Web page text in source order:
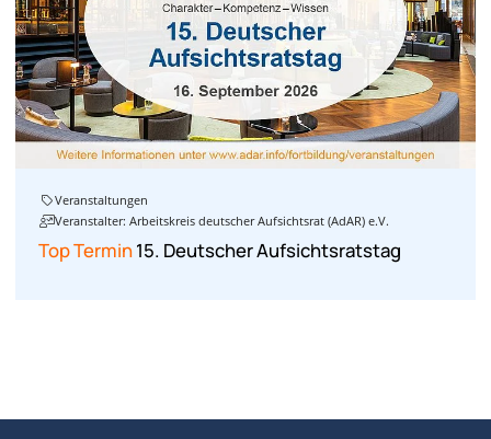
Veranstaltungen
Veranstalter: Arbeitskreis deutscher Aufsichtsrat (AdAR) e.V.
Top Termin15. Deutscher Aufsichtsratstag